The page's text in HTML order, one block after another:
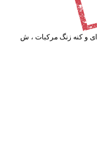
ای و کنه زنگ مرکبات ، ش